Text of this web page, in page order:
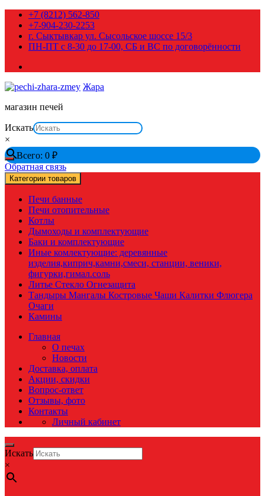
Перейти
содержимому
+7 (8212) 562-850
+7-904-230-2253
г. Сыктывкар ул. Сысольское шоссе 15/3
ПН-ПТ с 8-30 до 17-00, СБ и ВС по договорённости
Жара
магазин печей
Искать
×
Всего: 0 ₽
Обратная связь
Категории товаров
Печи банные
Печи отопительные
Котлы
Дымоходы и комплектующие
Баки и комплектующие
Иные комлектующие: деревянные
изделия,киприч,камни,смеси, станции, веники,
фигурки,гимал.соль
Литье Стекло Огнезащита
Тандыры Мангалы Костровые Чаши Калитки Флюгера
Очаги
Камины
Главная
О печах
Новости
Доставка, оплата
Акции, скидки
Вопрос-ответ
Отзывы, фото
Контакты
Личный кабинет
Искать
×